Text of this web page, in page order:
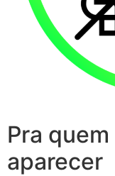
Pra
aparecer